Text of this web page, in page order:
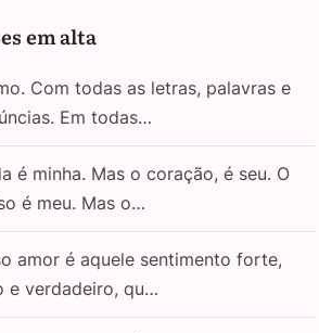
em alta
Com todas as letras, palavras e
Em todas…
é minha. Mas o coração, é seu. O
é meu. Mas o…
amor é aquele sentimento forte,
e verdadeiro, qu…